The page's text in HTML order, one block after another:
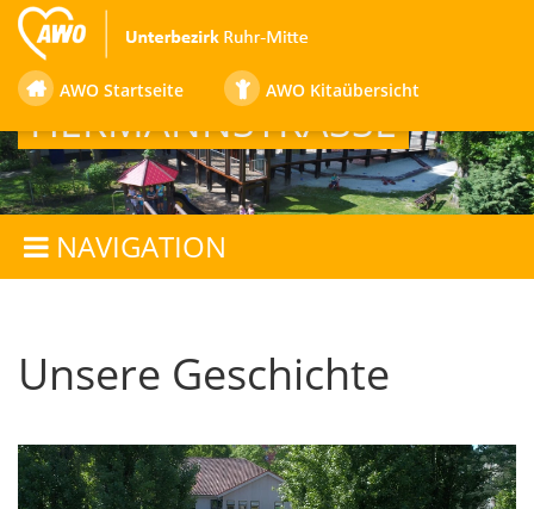
AWO Startseite AWO Kitaübersicht
FAMILIENZENTRUM
HERMANNSTRASSE
NAVIGATION
Unsere Geschichte